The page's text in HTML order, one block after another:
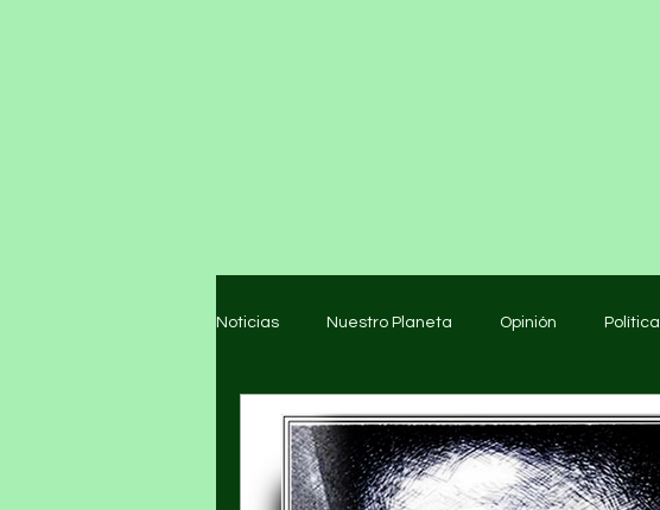
Noticias Nuestro Planeta Opinión Política
Arte y cultura Educación educación